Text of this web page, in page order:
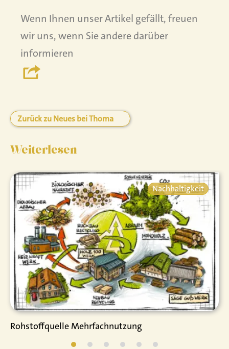
Wenn Ihnen unser Artikel gefällt, freuen
wir uns, wenn Sie andere darüber
informieren
Zurück zu Neues bei Thoma
Weiterlesen
Nachhaltigkeit
Rohstoffquelle Mehrfachnutzung